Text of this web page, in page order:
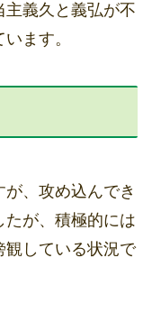
主義久と義弘が不
ます。
、攻め込んでき
たが、積極的には
観している状況で